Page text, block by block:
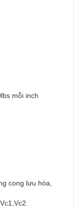
mỗi inch
cong lưu hóa,